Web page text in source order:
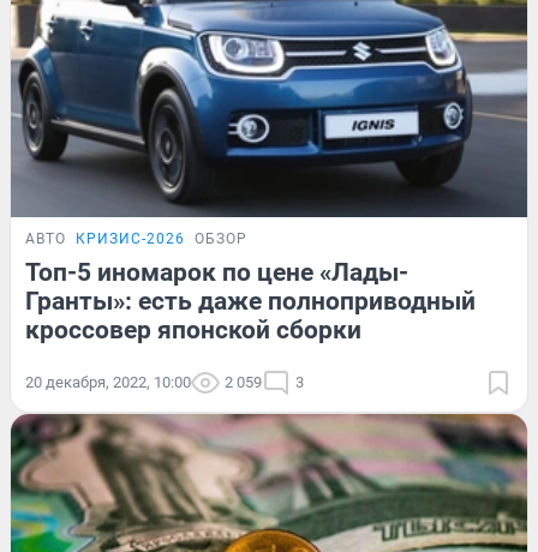
АВТО КРИЗИС-2026 ОБЗОР
Топ-5 иномарок по цене «Лады-
Гранты»: есть даже полноприводный
кроссовер японской сборки
20 декабря, 2022, 10:00 2 059 3